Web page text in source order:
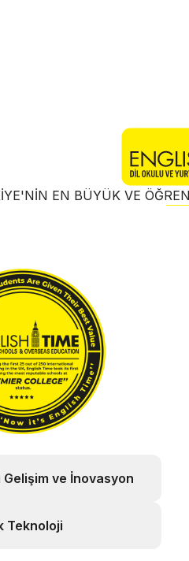
EN BÜYÜK VE
Gelişim ve İnovasyon
Teknoloji